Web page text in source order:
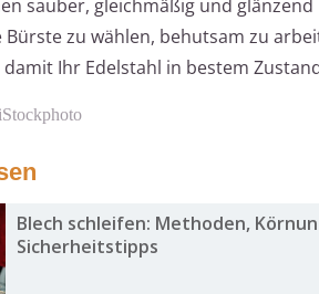
sauber, gleichmäßig und glänzend
zu wählen, behutsam zu
Ihr Edelstahl in bestem
Blech schleifen: Methoden,
Sicherheitstipps